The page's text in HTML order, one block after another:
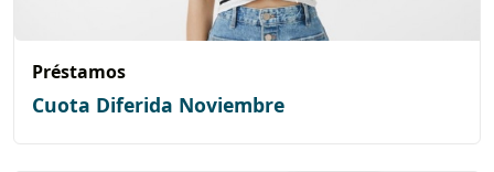
Préstamos
Cuota Diferida Noviembre